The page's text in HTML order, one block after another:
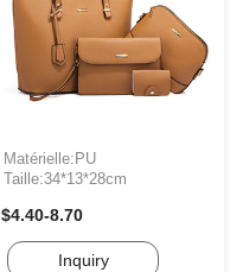
Matérielle:PU
Taille:34*13*28cm
$4.40-8.70
Inquiry